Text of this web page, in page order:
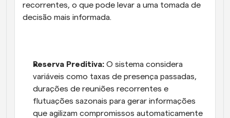
recorrentes, o que pode levar a uma tomada de
decisão mais informada.
Reserva Preditiva: O sistema considera
variáveis como taxas de presença passadas,
durações de reuniões recorrentes e
flutuações sazonais para gerar informações
que agilizam compromissos automaticamente